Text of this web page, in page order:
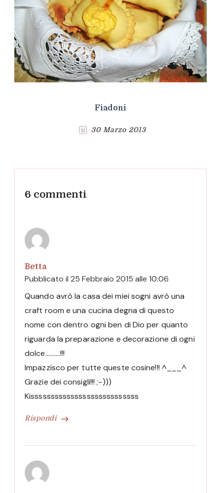
Fiadoni
30 Marzo 2013
6 commenti
Betta
Pubblicato il 25 Febbraio 2015 alle 10:06
Rispondi
Quando avrò la casa dei miei sogni avrò una
craft room e una cucina degna di questo
nome con dentro ogni ben di Dio per quanto
riguarda la preparazione e decorazione di ogni
dolce……….!!!
Impazzisco per tutte queste cosine!!! ^___^
Grazie dei consigli!!! ;-)))
Kisssssssssssssssssssssssssss